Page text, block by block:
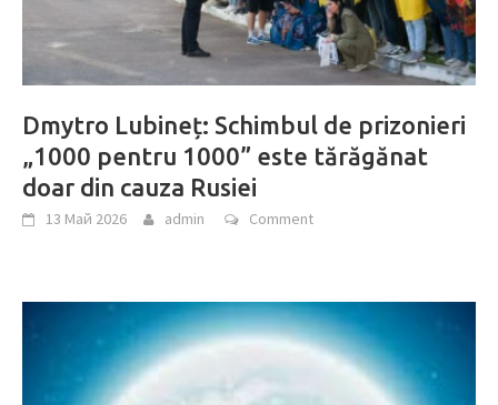
Dmytro Lubineț: Schimbul de prizonieri
„1000 pentru 1000” este tărăgănat
doar din cauza Rusiei
13 Май 2026 admin Comment